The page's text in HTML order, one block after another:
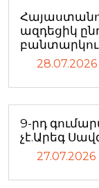
ազդեցիկ
28.07.2026
9-րդ
չէ.Արեգ
27.07.2026